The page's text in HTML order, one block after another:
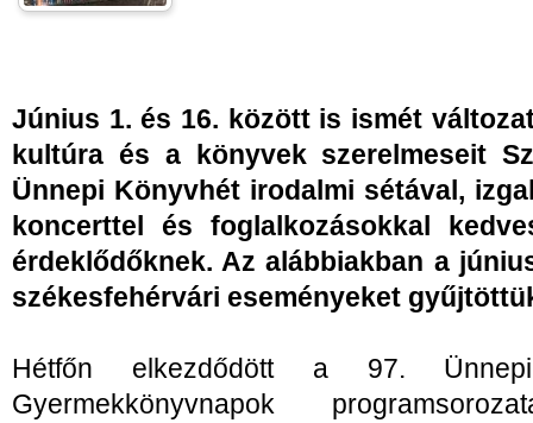
Június 1. és 16. között is ismét
kultúra és a könyvek szerelmeseit
Ünnepi Könyvhét irodalmi sétával,
koncerttel és foglalkozásokkal
érdeklődőknek. Az alábbiakban a
székesfehérvári eseményeket
Hétfőn elkezdődött a 97.
Gyermekkönyvnapok